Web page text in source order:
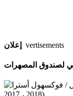
إعلان vertisements
لصندوق المصهرات